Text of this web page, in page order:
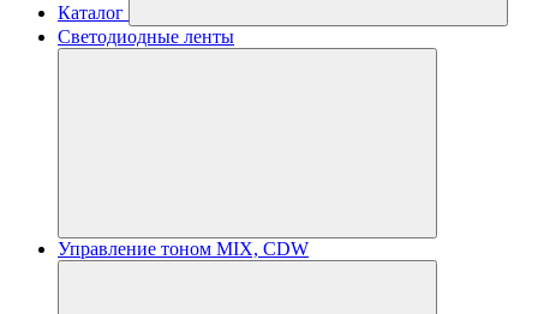
Каталог
Светодиодные ленты
Управление тоном MIX, CDW